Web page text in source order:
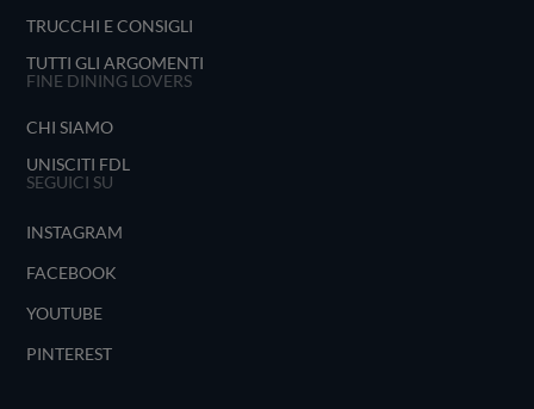
TRUCCHI E CONSIGLI
TUTTI GLI ARGOMENTI
FINE DINING LOVERS
CHI SIAMO
UNISCITI FDL
SEGUICI SU
INSTAGRAM
FACEBOOK
YOUTUBE
PINTEREST